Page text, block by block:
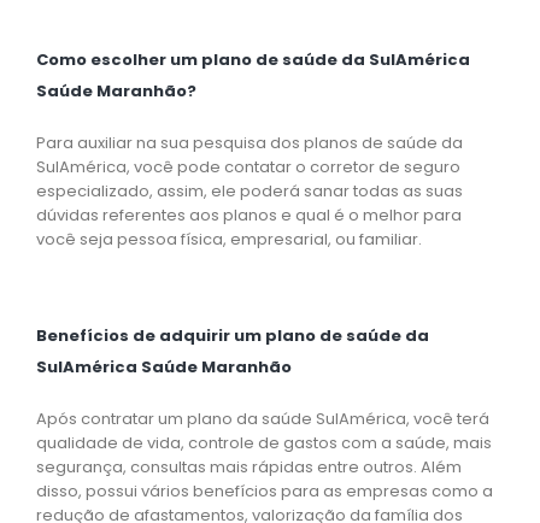
Como escolher um plano de saúde da SulAmérica
Saúde Maranhão?
Para auxiliar na sua pesquisa dos planos de saúde da
SulAmérica, você pode contatar o corretor de seguro
especializado, assim, ele poderá sanar todas as suas
dúvidas referentes aos planos e qual é o melhor para
você seja pessoa física, empresarial, ou familiar.
Benefícios de adquirir um plano de saúde da
SulAmérica Saúde Maranhão
Após contratar um plano da saúde SulAmérica, você terá
qualidade de vida, controle de gastos com a saúde, mais
segurança, consultas mais rápidas entre outros. Além
disso, possui vários benefícios para as empresas como a
redução de afastamentos, valorização da família dos